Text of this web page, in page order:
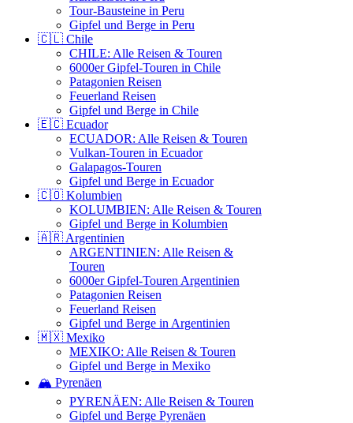
Tour-Bausteine in Peru
Gipfel und Berge in Peru
🇨🇱 Chile
CHILE: Alle Reisen & Touren
6000er Gipfel-Touren in Chile
Patagonien Reisen
Feuerland Reisen
Gipfel und Berge in Chile
🇪🇨 Ecuador
ECUADOR: Alle Reisen & Touren
Vulkan-Touren in Ecuador
Galapagos-Touren
Gipfel und Berge in Ecuador
🇨🇴 Kolumbien
KOLUMBIEN: Alle Reisen & Touren
Gipfel und Berge in Kolumbien
🇦🇷 Argentinien
ARGENTINIEN: Alle Reisen &
Touren
6000er Gipfel-Touren Argentinien
Patagonien Reisen
Feuerland Reisen
Gipfel und Berge in Argentinien
🇲🇽 Mexiko
MEXIKO: Alle Reisen & Touren
Gipfel und Berge in Mexiko
🏔️ Pyrenäen
PYRENÄEN: Alle Reisen & Touren
Gipfel und Berge Pyrenäen